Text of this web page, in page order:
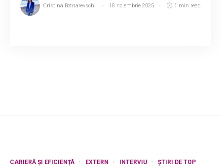
Cristina Botnarevschi 18 noiembrie 2025 1 min read
CARIERĂ ȘI EFICIENȚĂ EXTERN INTERVIU ȘTIRI DE TOP